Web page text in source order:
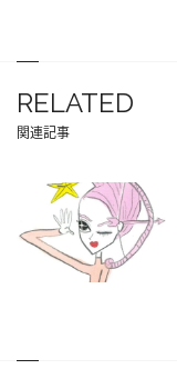
RELATED
関連記事